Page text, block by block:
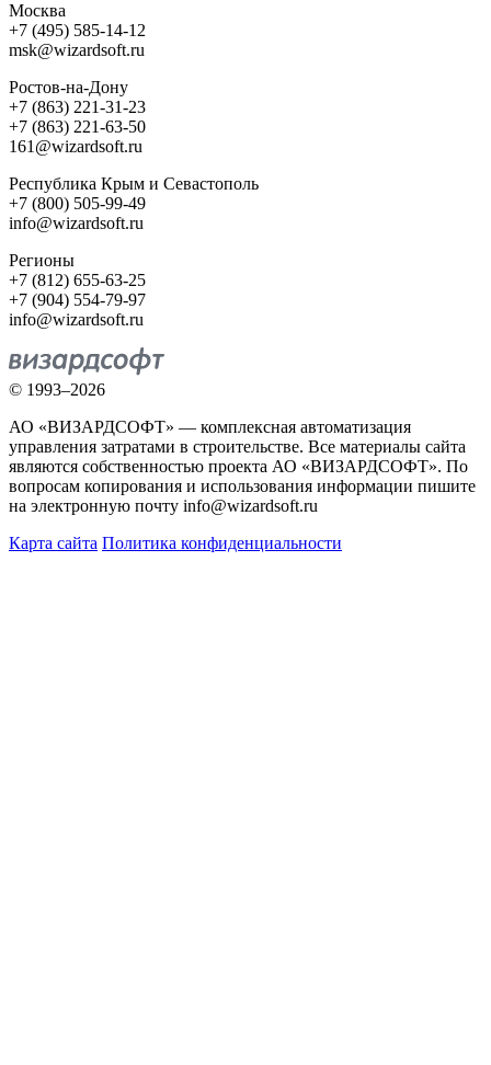
Москва
+7 (495) 585-14-12
msk@wizardsoft.ru
Ростов-на-Дону
+7 (863) 221-31-23
+7 (863) 221-63-50
161@wizardsoft.ru
Республика Крым и Севастополь
+7 (800) 505-99-49
info@wizardsoft.ru
Регионы
+7 (812) 655-63-25
+7 (904) 554-79-97
info@wizardsoft.ru
© 1993–2026
АО «ВИЗАРДСОФТ» — комплексная автоматизация
управления затратами в строительстве. Все материалы сайта
являются собственностью проекта АО «ВИЗАРДСОФТ». По
вопросам копирования и использования информации пишите
на электронную почту info@wizardsoft.ru
Карта сайта Политика конфиденциальности